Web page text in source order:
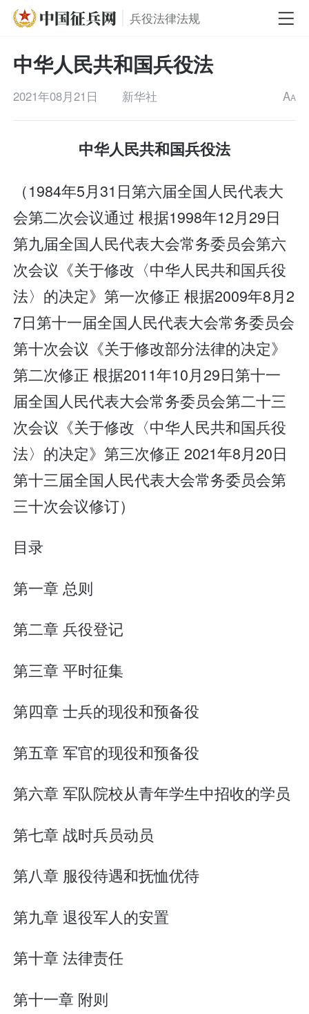
兵役法律法规
中华人民共和国兵役法
2021年08月21日 新华社 AA
中华人民共和国兵役法
（1984年5月31日第六届全国人民代表大
会第二次会议通过 根据1998年12月29日
第九届全国人民代表大会常务委员会第六
次会议《关于修改〈中华人民共和国兵役
法〉的决定》第一次修正 根据2009年8月2
7日第十一届全国人民代表大会常务委员会
第十次会议《关于修改部分法律的决定》
第二次修正 根据2011年10月29日第十一
届全国人民代表大会常务委员会第二十三
次会议《关于修改〈中华人民共和国兵役
法〉的决定》第三次修正 2021年8月20日
第十三届全国人民代表大会常务委员会第
三十次会议修订）
目录
第一章 总则
第二章 兵役登记
第三章 平时征集
第四章 士兵的现役和预备役
第五章 军官的现役和预备役
第六章 军队院校从青年学生中招收的学员
第七章 战时兵员动员
第八章 服役待遇和抚恤优待
第九章 退役军人的安置
第十章 法律责任
第十一章 附则